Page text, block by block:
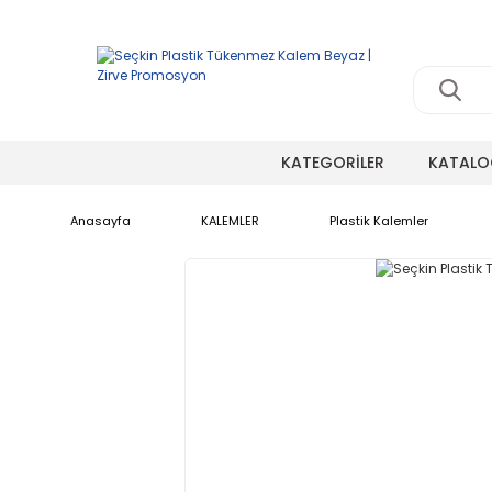
KATEGORİLER
Anasayfa KALEMLER Plastik Kalemler